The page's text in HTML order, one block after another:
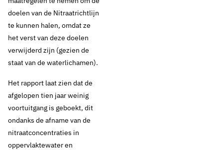
doelen van de Nitraatrichtlijn
te kunnen halen, omdat ze
het verst van deze doelen
verwijderd zijn (gezien de
staat van de waterlichamen).
Het rapport laat zien dat de
afgelopen tien jaar weinig
voortuitgang is geboekt, dit
ondanks de afname van de
nitraatconcentraties in
oppervlaktewater en